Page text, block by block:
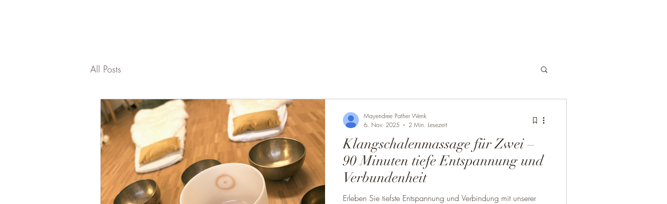
All Posts
Klangschalenmassage für Zwei –
90 Minuten tiefe Entspannung und
Verbundenheit
Erleben Sie tiefste Entspannung und Verbindung mit unserer
Mayendree Pather Wenk
6. Nov. 2025
2 Min. Lesezeit